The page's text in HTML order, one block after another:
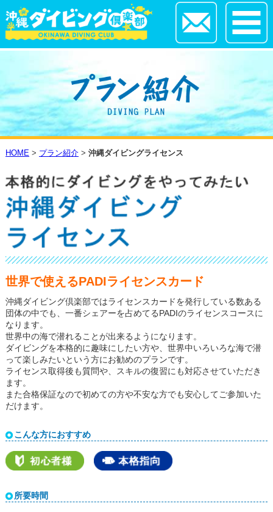
HOME> プラン紹介> 沖縄ダイビングライセンス
世界で使えるPADIライセンスカード
沖縄ダイビング倶楽部ではライセンスカードを発行している数ある
団体の中でも、一番シェアーを占めてるPADIのライセンスコースに
なります。
世界中の海で潜れることが出来るようになります。
ダイビングを本格的に趣味にしたい方や、世界中いろいろな海で潜
って楽しみたいという方にお勧めのプランです。
ライセンス取得後も質問や、スキルの復習にも対応させていただき
ます。
また合格保証なので初めての方や不安な方でも安心してご参加いた
だけます。
こんな方におすすめ
所要時間